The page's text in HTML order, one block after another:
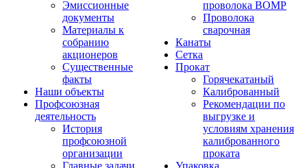
Эмиссионные
документы
Материалы к
собранию
акционеров
Существенные
факты
Наши объекты
Профсоюзная
деятельность
История
профсоюзной
организации
Главные задачи
проволока ВОМР
Проволока
сварочная
Канаты
Сетка
Прокат
Горячекатаный
Калиброванный
Рекомендации по
выгрузке и
условиям хранения
калиброванного
проката
Упаковка